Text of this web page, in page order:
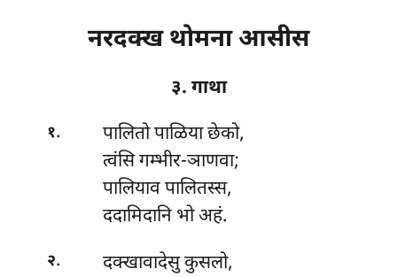
नरदक्ख थोमना आसीस
३. गाथा
१. पालितोपाळिया छेको,
त्वंसि गम्भीर-ञाणवा;
पालियाव पालितस्स,
ददामिदानि भो अहं.
२. दक्खावादेसुकुसलो,